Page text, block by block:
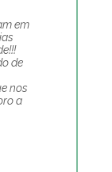
em
de
nos
a